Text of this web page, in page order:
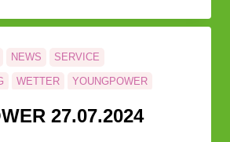
|
BESSUNGER
NEWS SERVICE
WETTER YOUNGPOWER
27.07.2024